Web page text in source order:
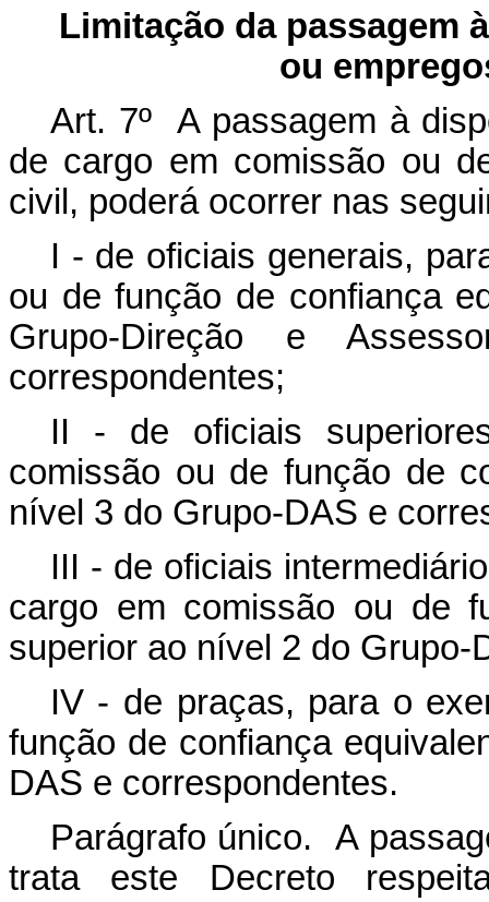
Limitação da passagem
ou
Art. 7º A passagem à
de cargo em comissão ou
civil, poderá ocorrer nas
I - de oficiais generais,
ou de função de confiança
Grupo-Direção e
correspondentes;
II - de oficiais
comissão ou de função de
nível 3 do Grupo-DAS e
III - de oficiais
cargo em comissão ou de
superior ao nível 2 do
IV - de praças, para o
função de confiança
DAS e correspondentes.
Parágrafo único. A
trata este Decreto